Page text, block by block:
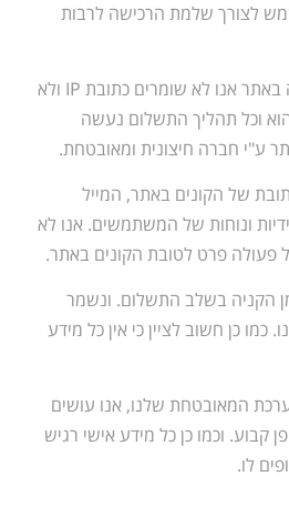
לצורך שלמת הרכישה לרבות
במסגרת הפעילות והקניה באתר אנו לא שומרים כתובת IP ולא
וכל תהליך התשלום נעשה
ע"י חברה חיצונית ומאובטחת.
של הקונים באתר, המייל
ונוחות של המשתמשים. אנו לא
פעולה פרט לטובת הקונים באתר.
הקניה בשלב התשלום. ונשמר
כן חשוב לציין כי אין כל מידע
המאובטחת שלנו, אנו עושים
קבוע. וכמו כן כל מידע אישי רגיש
לו.